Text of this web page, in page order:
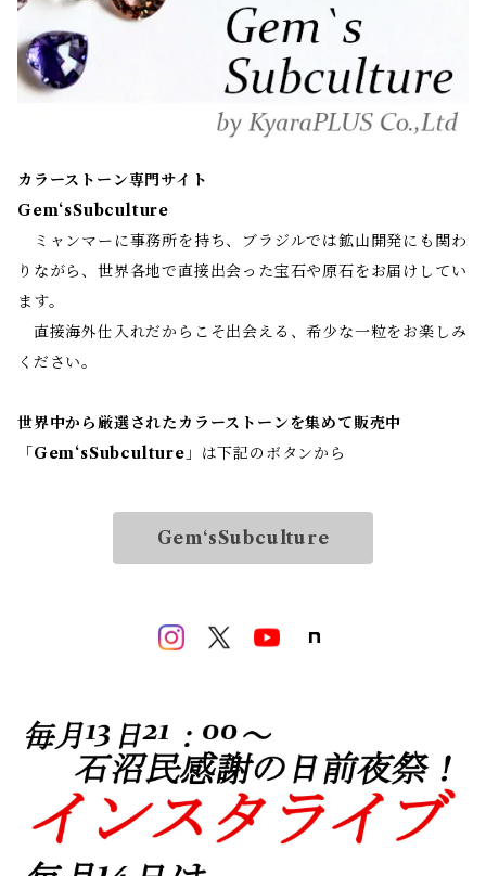
カラーストーン専門サイト
Gem‘sSubculture
ミャンマーに事務所を持ち、ブラジルでは鉱山開発にも関わ
りながら、世界各地で直接出会った宝石や原石をお届けしてい
ます。
直接海外仕入れだからこそ出会える、希少な一粒をお楽しみ
ください。
世界中から厳選されたカラーストーンを集めて販売中
「 Gem‘sSubculture 」は下記のボタンから
Gem‘sSubculture